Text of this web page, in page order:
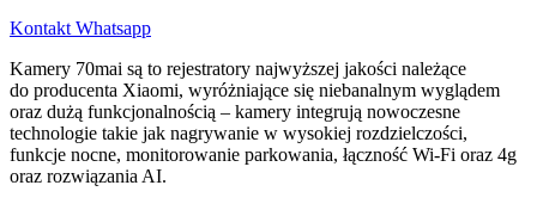
Kontakt Whatsapp
Kamery 70mai są to rejestratory najwyższej jakości należące
do producenta Xiaomi, wyróżniające się niebanalnym wyglądem
oraz dużą funkcjonalnością – kamery integrują nowoczesne
technologie takie jak nagrywanie w wysokiej rozdzielczości,
funkcje nocne, monitorowanie parkowania, łączność Wi-Fi oraz 4g
oraz rozwiązania AI.